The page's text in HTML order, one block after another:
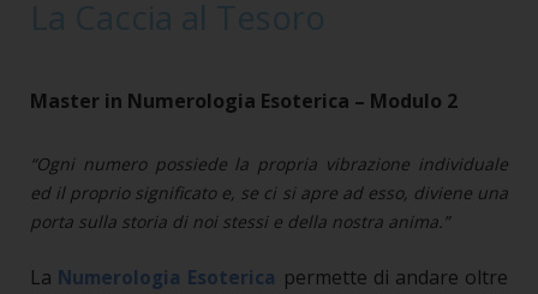
Master in Numerologia Esoterica – Modulo 2
“Ogni numero possiede la propria vibrazione individuale
ed il proprio significato e, se ci si apre ad esso, diviene una
porta sulla storia di noi stessi e della nostra anima.”
La Numerologia Esoterica permette di andare oltre